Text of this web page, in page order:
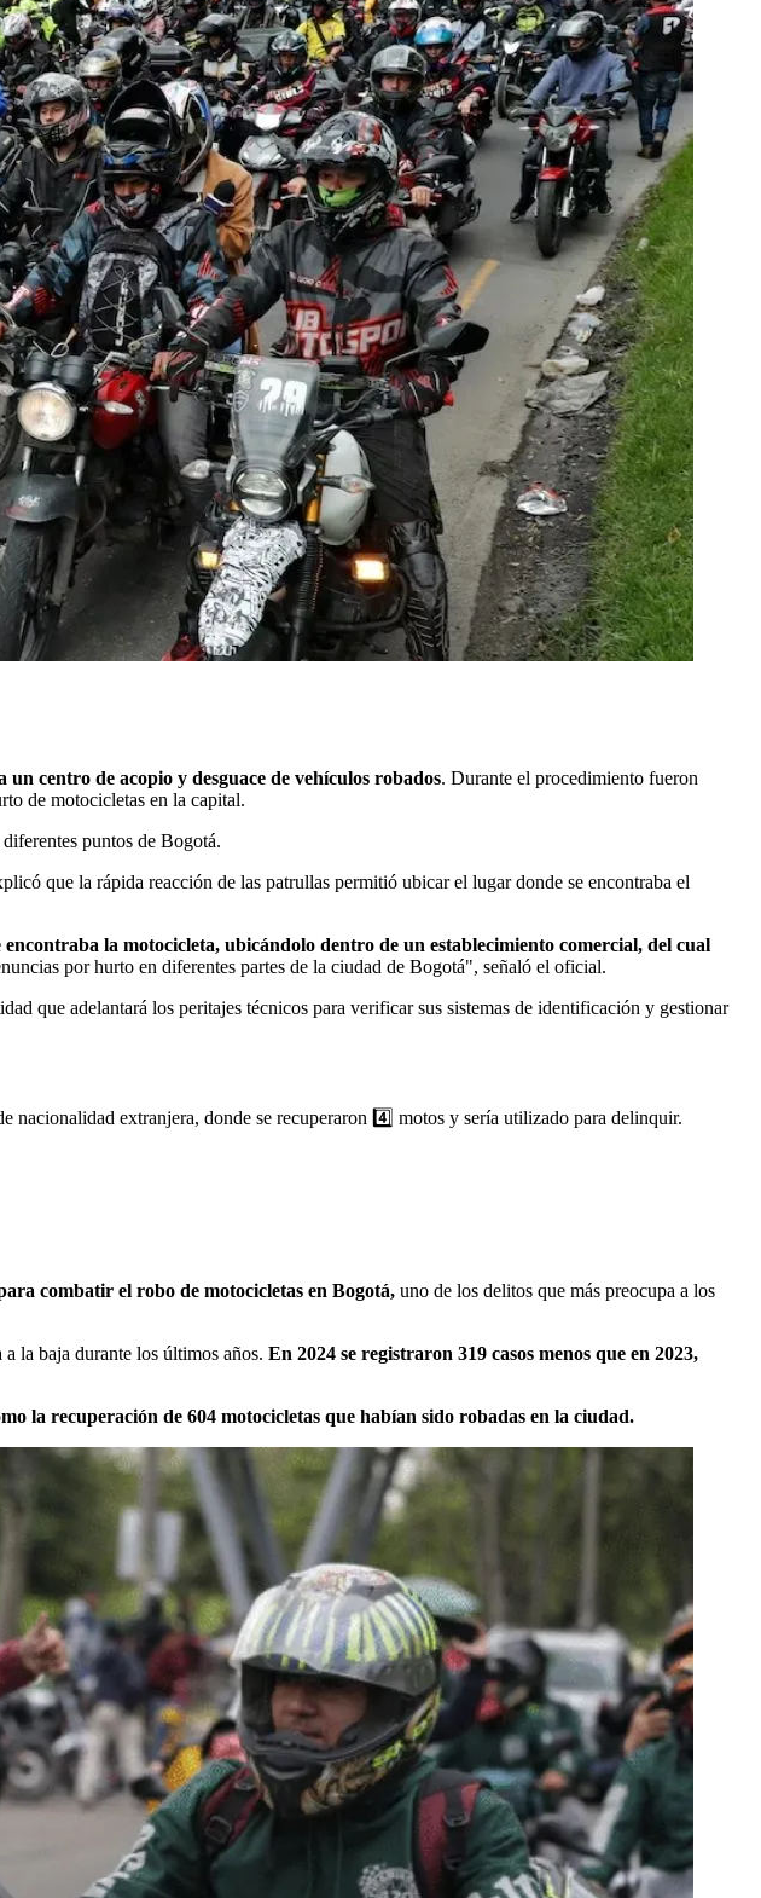
centro de acopio y desguace de vehículos robados. Durante el procedimiento fueron
de motocicletas en la capital.
diferentes puntos de Bogotá.
que la rápida reacción de las patrullas permitió ubicar el lugar donde se encontraba el
encontraba la motocicleta, ubicándolo dentro de un establecimiento comercial, del cual
por hurto en diferentes partes de la ciudad de Bogotá", señaló el oficial.
que adelantará los peritajes técnicos para verificar sus sistemas de identificación y gestionar
nacionalidad extranjera, donde se recuperaron 4️⃣ motos y sería utilizado para delinquir.
combatir el robo de motocicletas en Bogotá, uno de los delitos que más preocupa a los
la baja durante los últimos años. En 2024 se registraron 319 casos menos que en 2023,
la recuperación de 604 motocicletas que habían sido robadas en la ciudad.